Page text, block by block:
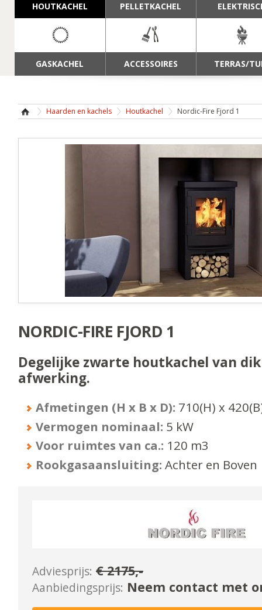
HOUTKACHEL PELLETKACHEL
GASKACHEL ACCESSOIRES TERRAS/
Haarden en kachels Houtkachel Nordic-Fire Fjord 1
NORDIC-FIRE FJORD 1
Degelijke zwarte houtkachel van
afwerking.
Afmetingen (H x B x D): 710(H) x 420
Vermogen nominaal: 5 kW
Voor ruimtes van ca.: 120 m3
Rookgasaansluiting: Achter en Boven
Adviesprijs: €2175,-
Aanbiedingsprijs: Neem contact met